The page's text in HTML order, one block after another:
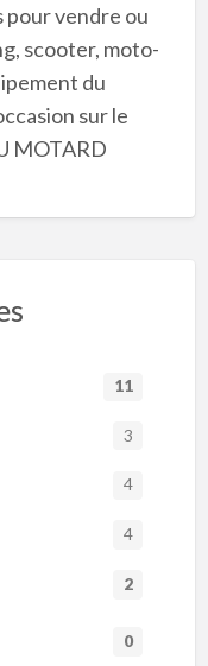
pour vendre ou
scooter, moto-
du
sur le
MOTARD
11
3
4
4
2
0